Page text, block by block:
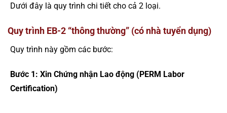
Dưới đây là quy trình chi tiết cho cả 2 loại.
Quy trình EB-2 “thông thường” (có nhà tuyển dụng)
Quy trình này gồm các bước:
Bước 1: Xin Chứng nhận Lao động (PERM Labor
Certification)